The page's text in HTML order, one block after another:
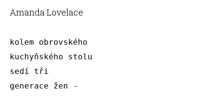
Amanda Lovelace
kolem obrovského
kuchyňského stolu
sedí tři
generace žen -